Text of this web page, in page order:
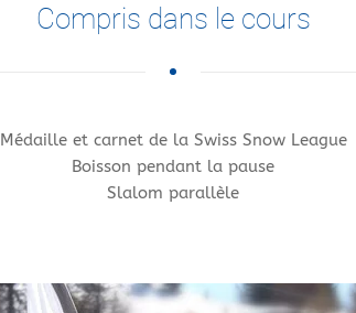
Compris dans le cours
Médaille et carnet de la Swiss Snow League
Boisson pendant la pause
Slalom parallèle